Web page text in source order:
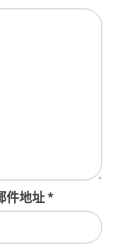
件地址*